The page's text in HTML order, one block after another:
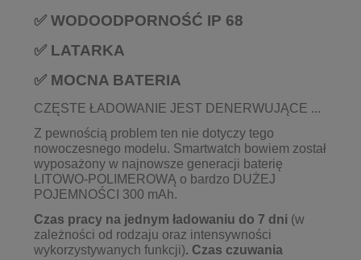
✅ WODOODPORNOŚĆ IP 68
✅ LATARKA
✅ MOCNA BATERIA
CZĘSTE ŁADOWANIE JEST DENERWUJĄCE ...
Z pewnością problem ten nie dotyczy tego
nowoczesnego modelu. Smartwatch bowiem został
wyposażony w najnowsze generacji baterię
LITOWO-POLIMEROWĄ o bardzo DUŻEJ
POJEMNOŚCI 300 mAh.
Czas pracy na jednym ładowaniu do 7 dni (w
zależności od rodzaju oraz intensywności
wykorzystywanych funkcji). Czas czuwania